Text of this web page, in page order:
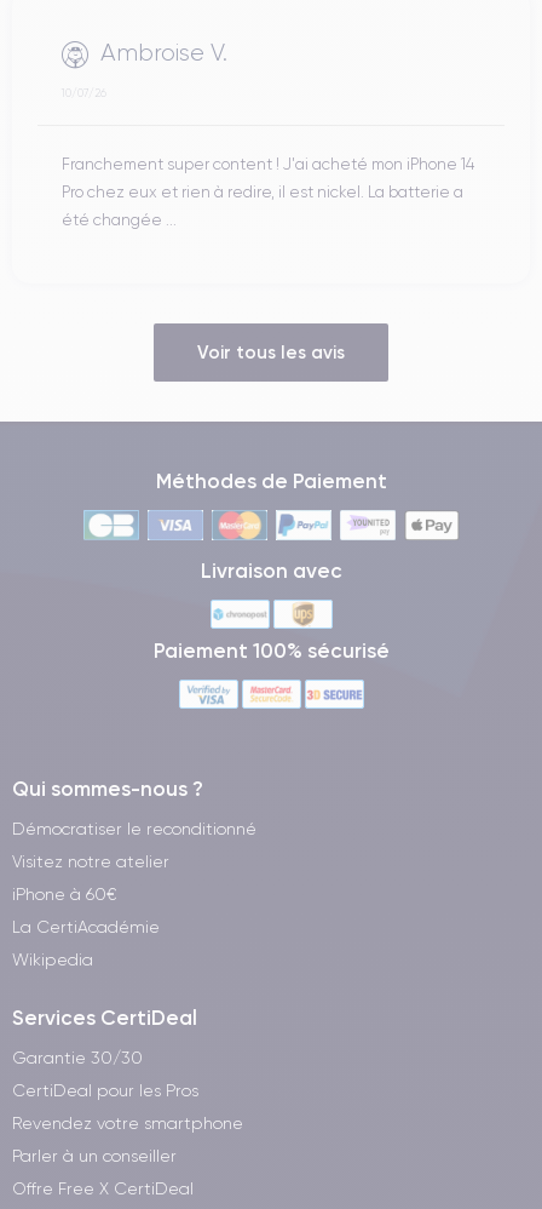
Ambroise V.
10/07/26
Franchement super content ! J'ai acheté mon iPhone 14
Pro chez eux et rien à redire, il est nickel. La batterie a
été changée ...
Voir tous les avis
Méthodes de Paiement
Livraison avec
Paiement 100% sécurisé
Qui sommes-nous ?
Démocratiser le reconditionné
Visitez notre atelier
iPhone à 60€
La CertiAcadémie
Wikipedia
Services CertiDeal
Garantie 30/30
CertiDeal pour les Pros
Revendez votre smartphone
Parler à un conseiller
Offre Free X CertiDeal